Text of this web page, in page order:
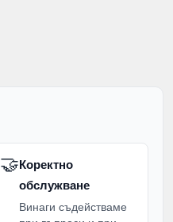
🤝Коректно
обслужване
Винаги съдействаме